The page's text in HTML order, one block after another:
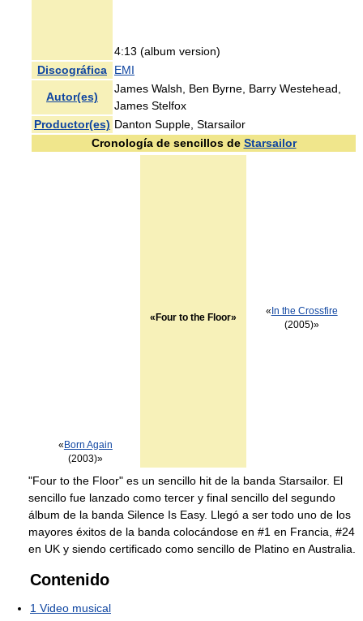
4:13 (album version)
Discográfica
EMI
Autor(es)
James Walsh, Ben Byrne, Barry Westehead,
James Stelfox
Productor(es) Danton Supple, Starsailor
Cronología de sencillos de Starsailor
« Born Again
(2003)»
«Four to the Floor»
« In the Crossfire
(2005)»
"Four to the Floor" es un sencillo hit de la banda Starsailor. El
sencillo fue lanzado como tercer y final sencillo del segundo
álbum de la banda Silence Is Easy. Llegó a ser todo uno de los
mayores éxitos de la banda colocándose en #1 en Francia, #24
en UK y siendo certificado como sencillo de Platino en Australia.
Contenido
1 Video musical